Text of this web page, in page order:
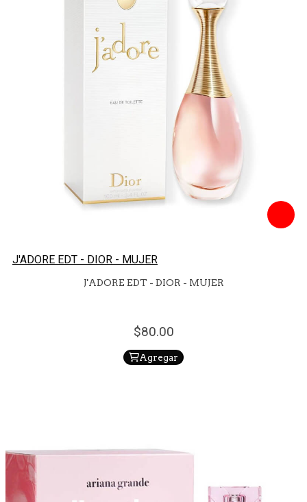
J'ADORE EDT - DIOR - MUJER
J'ADORE EDT - DIOR - MUJER
80.00
Agregar